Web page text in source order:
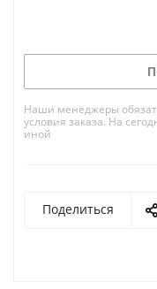
Наши менеджеры
условия заказа. На
иной
Поделиться